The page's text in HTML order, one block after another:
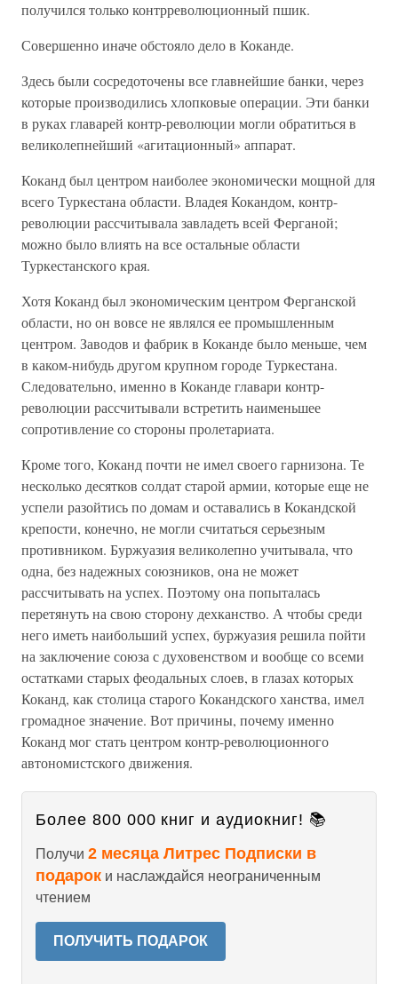
получился только контрреволюционный пшик.
Совершенно иначе обстояло дело в Коканде.
Здесь были сосредоточены все главнейшие банки, через
которые производились хлопковые операции. Эти банки
в руках главарей контр-революции могли обратиться в
великолепнейший «агитационный» аппарат.
Коканд был центром наиболее экономически мощной для
всего Туркестана области. Владея Кокандом, контр-
революции рассчитывала завладеть всей Ферганой;
можно было влиять на все остальные области
Туркестанского края.
Хотя Коканд был экономическим центром Ферганской
области, но он вовсе не являлся ее промышленным
центром. Заводов и фабрик в Коканде было меньше, чем
в каком-нибудь другом крупном городе Туркестана.
Следовательно, именно в Коканде главари контр-
революции рассчитывали встретить наименьшее
сопротивление со стороны пролетариата.
Кроме того, Коканд почти не имел своего гарнизона. Те
несколько десятков солдат старой армии, которые еще не
успели разойтись по домам и оставались в Кокандской
крепости, конечно, не могли считаться серьезным
противником. Буржуазия великолепно учитывала, что
одна, без надежных союзников, она не может
рассчитывать на успех. Поэтому она попыталась
перетянуть на свою сторону дехканство. А чтобы среди
него иметь наибольший успех, буржуазия решила пойти
на заключение союза с духовенством и вообще со всеми
остатками старых феодальных слоев, в глазах которых
Коканд, как столица старого Кокандского ханства, имел
громадное значение. Вот причины, почему именно
Коканд мог стать центром контр-революционного
автономистского движения.
Более 800 000 книг и аудиокниг! 📚
Получи 2 месяца Литрес Подписки в
подарок и наслаждайся неограниченным
чтением
ПОЛУЧИТЬ ПОДАРОК